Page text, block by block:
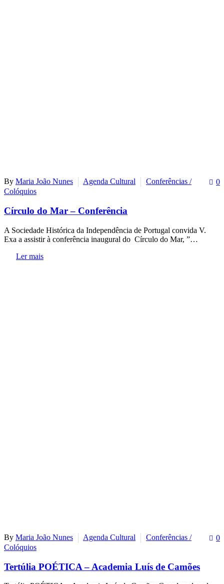
0
By Maria João Nunes Agenda Cultural
Conferências /
Colóquios
Círculo do Mar – Conferência
A Sociedade Histórica da Independência de Portugal convida V.
Exa a assistir à conferência inaugural do Círculo do Mar, ”…
Ler mais
0
By Maria João Nunes Agenda Cultural
Conferências /
Colóquios
Tertúlia POÉTICA – Academia Luís de Camões